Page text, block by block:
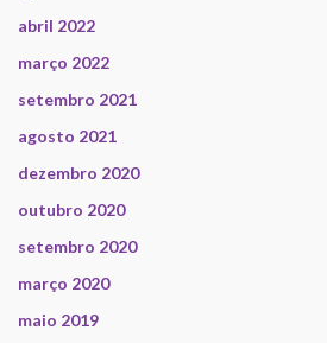
abril 2022
março 2022
setembro 2021
agosto 2021
dezembro 2020
outubro 2020
setembro 2020
março 2020
maio 2019